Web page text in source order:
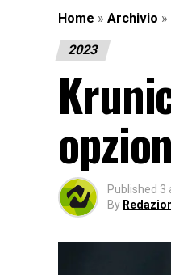
Home » Archivio »
2023
Published 3
By